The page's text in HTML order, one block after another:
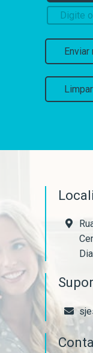
Enviar
Limpar